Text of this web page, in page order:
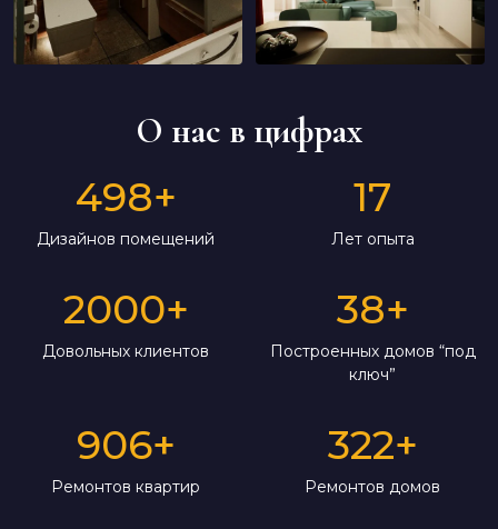
О нас в цифрах
498+
Дизайнов помещений
17
Лет опыта
2000+
Довольных клиентов
38+
Построенных домов “под
ключ”
906+
Ремонтов квартир
322+
Ремонтов домов